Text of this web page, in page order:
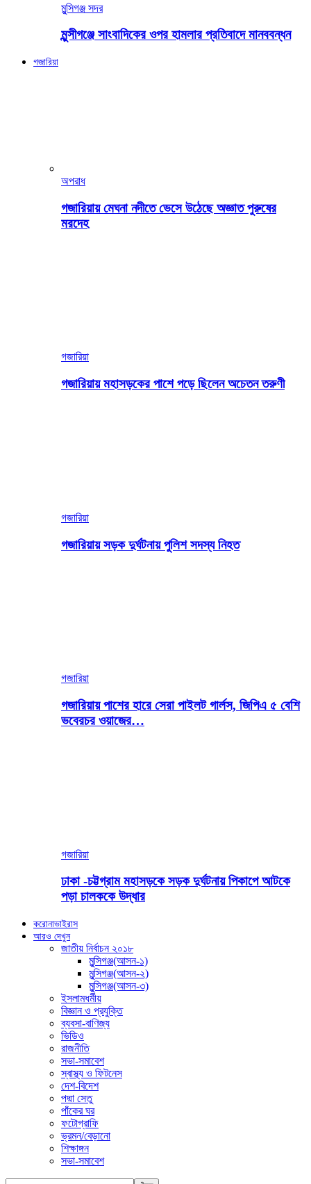
মুন্সিগঞ্জ সদর
মুন্সীগঞ্জে সাংবাদিকের ওপর হামলার প্রতিবাদে মানববন্ধন
গজারিয়া
অপরাধ
গজারিয়ায় মেঘনা নদীতে ভেসে উঠেছে অজ্ঞাত পুরুষের
মরদেহ
গজারিয়া
গজারিয়ায় মহাসড়কের পাশে পড়ে ছিলেন অচেতন তরুণী
গজারিয়া
গজারিয়ায় সড়ক দুর্ঘটনায় পুলিশ সদস্য নিহত
গজারিয়া
গজারিয়ায় পাশের হারে সেরা পাইলট গার্লস, জিপিএ ৫ বেশি
ভবেরচর ওয়াজের…
গজারিয়া
ঢাকা -চট্টগ্রাম মহাসড়কে সড়ক দুর্ঘটনায় পিকাপে আটকে
পড়া চালককে উদ্ধার
করোনাভাইরাস
আরও দেখুন
জাতীয় নির্বাচন ২০১৮
মুন্সিগঞ্জ(আসন-১)
মুন্সিগঞ্জ(আসন-২)
মুন্সিগঞ্জ(আসন-৩)
ইসলামধর্মীয়
বিজ্ঞান ও প্রযুক্তি
ব্যবসা-বাণিজ্য
ভিডিও
রাজনীতি
সভা-সমাবেশ
স্বাস্থ্য ও ফিটনেস
দেশ-বিদেশ
পদ্মা সেতু
পাঁকের ঘর
ফটোগ্রাফি
ভ্রমন/বেড়ানো
শিক্ষাঙ্গন
সভা-সমাবেশ